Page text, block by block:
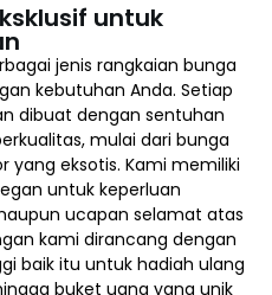
untuk
jenis rangkaian bunga
kebutuhan Anda. Setiap
dibuat dengan sentuhan
mulai dari bunga
yang eksotis. Kami memiliki
untuk keperluan
ucapan selamat atas
kami dirancang dengan
baik itu untuk hadiah ulang
buket uang yang unik